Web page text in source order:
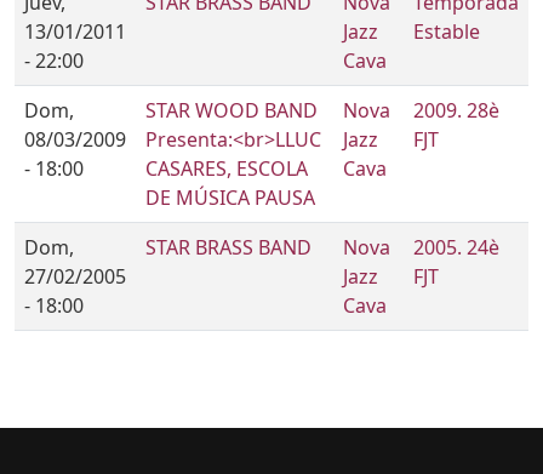
13/01/2011
- 22:00
Jazz
Cava
Estable
Dom,
08/03/2009
- 18:00
STAR WOOD BAND
Presenta:<br>LLUC
CASARES, ESCOLA
DE MÚSICA PAUSA
Nova
Jazz
Cava
2009. 28è
FJT
Dom,
27/02/2005
- 18:00
STAR BRASS BAND
Nova
Jazz
Cava
2005. 24è
FJT